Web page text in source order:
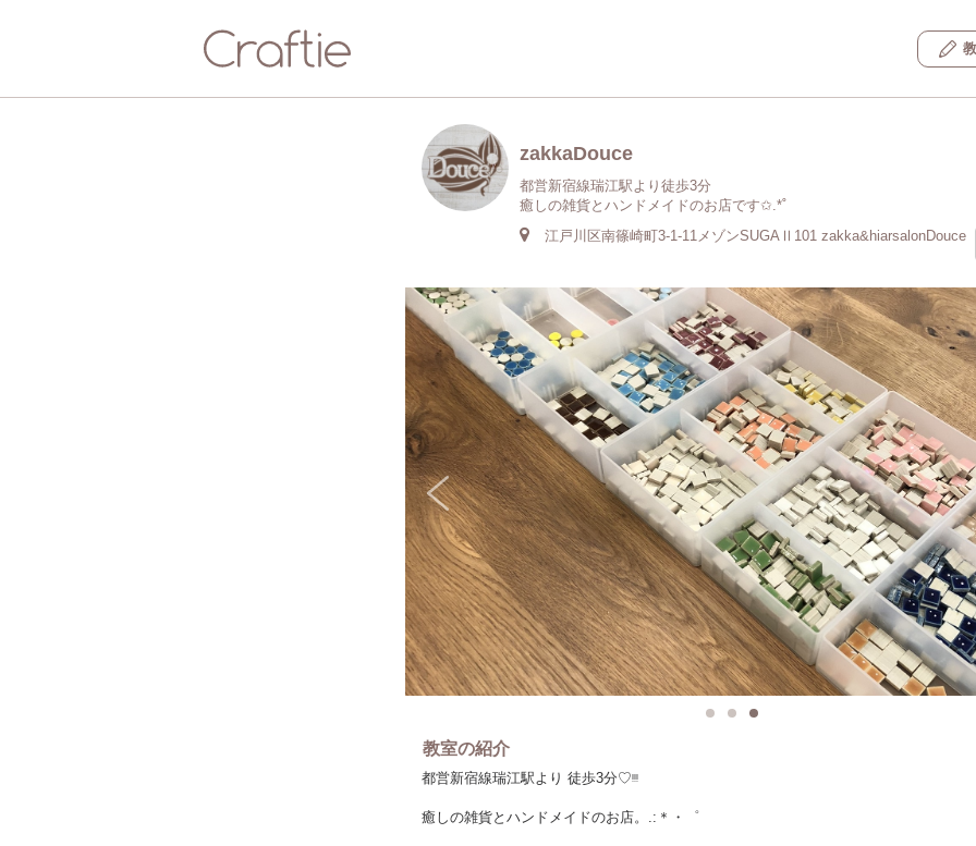
zakkaDouce
都営新宿線瑞江駅より徒歩3分
癒しの雑貨とハンドメイドのお店です✩.*˚
江戸川区南篠崎町3-1-11メゾンSUGAⅡ101 zakka&hiarsalonDouce
教室の紹介
都営新宿線瑞江駅より 徒歩3分♡︎ᵎᵎᵎ
癒しの雑貨とハンドメイドのお店。.:＊・゜